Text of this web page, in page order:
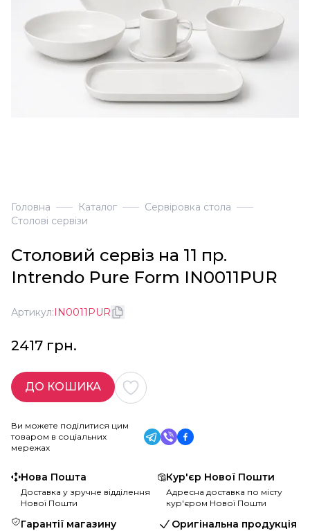
Головна Каталог
Сервіровка стола
Столові сервізи
Столовий сервіз на 11 пр.
Intrendo Pure Form IN0011PUR
Артикул:IN0011PUR
2417 грн.
ДО КОШИКА
Ви можете поділитися цим
товаром в соціальних
мережах
Нова Пошта
Доставка у зручне відділення
Нової Пошти
Кур'єр Нової Пошти
Адресна доставка по місту
кур'єром Нової Пошти
Гарантії магазину Оригінальна продукція